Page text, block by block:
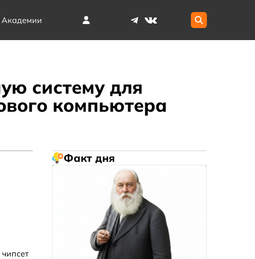
Академии
систему для
компьютера
Факт дня